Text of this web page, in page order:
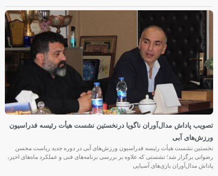
تصویب پاداش مدال‌آوران ناگویا درنخستین نشست هیأت رئیسه فدراسیون
ورزش‌های آبی
نخستین نشست هیأت رئیسه فدراسیون ورزش‌های آبی در دوره جدید ریاست محسن
رضوانی برگزار شد؛ نشستی که علاوه بر بررسی برنامه‌های فنی و عملکرد ماه‌های اخیر،
پاداش مدال‌آوران بازی‌های آسیایی